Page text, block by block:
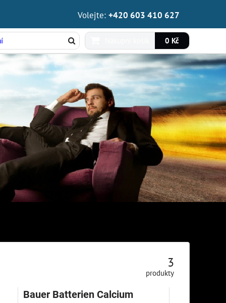
Volejte: +420 603 410 627
0 Kč
3
produkty
Bauer Batterien Calcium